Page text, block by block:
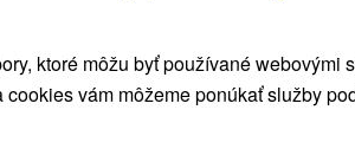
ktoré môžu byť používané webovými
vám môžeme ponúkať služby